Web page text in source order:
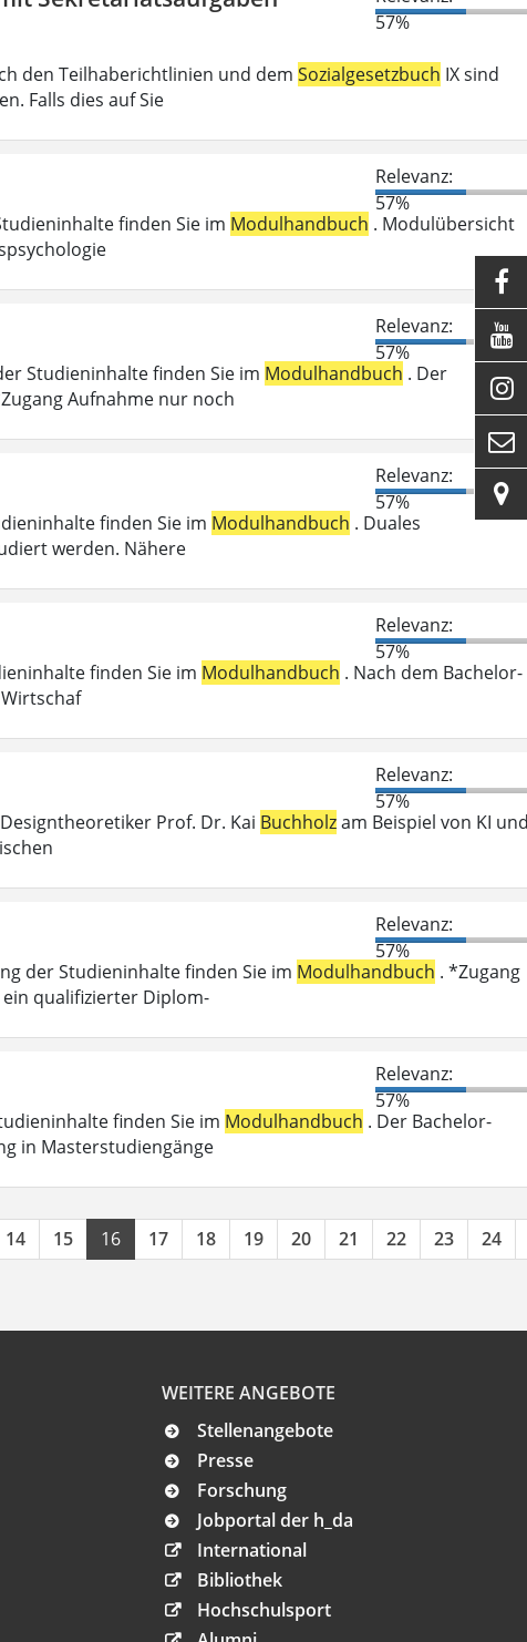
57%
den Teilhaberichtlinien und dem Sozialgesetzbuch IX sind
Falls dies auf Sie
Relevanz:
57%
finden Sie im Modulhandbuch . Modulübersicht
Relevanz:
57%
Studieninhalte finden Sie im Modulhandbuch . Der
Aufnahme nur noch
Relevanz:
57%
finden Sie im Modulhandbuch . Duales
werden. Nähere
Relevanz:
57%
finden Sie im Modulhandbuch . Nach dem Bachelor-
Relevanz:
57%
Prof. Dr. Kai Buchholzam Beispiel von KI
Relevanz:
57%
der Studieninhalte finden Sie im Modulhandbuch . *Zugang
qualifizierter Diplom-
Relevanz:
57%
finden Sie im Modulhandbuch . Der Bachelor-
in Masterstudiengänge
14 15 16 17 18 19 20 21 22 23 24
WEITERE ANGEBOTE
Stellenangebote
Presse
Forschung
Jobportal der h_da
International
Bibliothek
Hochschulsport




